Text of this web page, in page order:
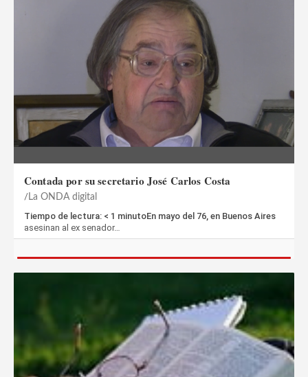
Contada por su secretario José Carlos Costa
La ONDA digital
Tiempo de lectura: < 1 minutoEn mayo del 76, en Buenos Aires
asesinan al ex senador…